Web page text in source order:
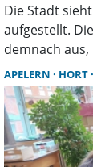
Die Stadt
aufgestellt.
demnach
aktuellen
Gremien zur
strukturelle
APELERN HORT